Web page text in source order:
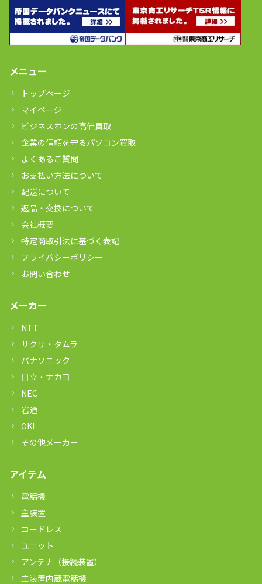
メニュー
トップページ
マイページ
ビジネスホンの高価買取
企業の信頼を守るパソコン買取
よくあるご質問
お支払い方法について
配送について
返品・交換について
会社概要
特定商取引法に基づく表記
プライバシーポリシー
お問い合わせ
メーカー
NTT
サクサ・タムラ
パナソニック
日立・ナカヨ
NEC
岩通
OKI
その他メーカー
アイテム
電話機
主装置
コードレス
ユニット
アンテナ（接続装置）
主装置内蔵電話機